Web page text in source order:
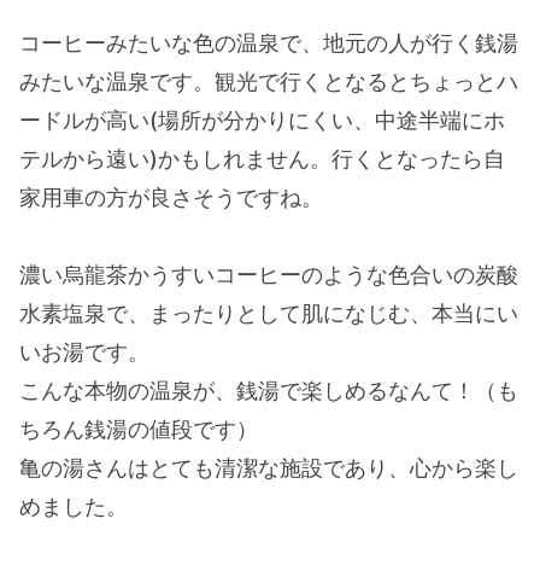
コーヒーみたいな色の温泉で、地元の人が行く銭湯
みたいな温泉です。観光で行くとなるとちょっとハ
ードルが高い(場所が分かりにくい、中途半端にホ
テルから遠い)かもしれません。行くとなったら自
家用車の方が良さそうですね。
濃い烏龍茶かうすいコーヒーのような色合いの炭酸
水素塩泉で、まったりとして肌になじむ、本当にい
いお湯です。
こんな本物の温泉が、銭湯で楽しめるなんて！（も
ちろん銭湯の値段です）
亀の湯さんはとても清潔な施設であり、心から楽し
めました。